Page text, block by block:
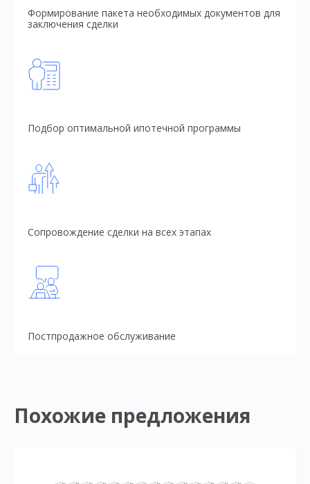
Формирование пакета необходимых документов для
заключения сделки
Подбор оптимальной ипотечной программы
Сопровождение сделки на всех этапах
Постпродажное обслуживание
Похожие предложения